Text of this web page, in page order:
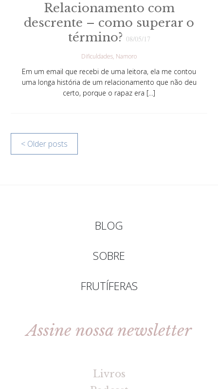
Relacionamento com
descrente – como superar o
término? 08/05/17
Dificuldades Namoro
Em um email que recebi de uma leitora, ela me contou
uma longa história de um relacionamento que não deu
certo, porque o rapaz era […]
< Older posts
BLOG
SOBRE
FRUTÍFERAS
Assine nossa newsletter
Livros